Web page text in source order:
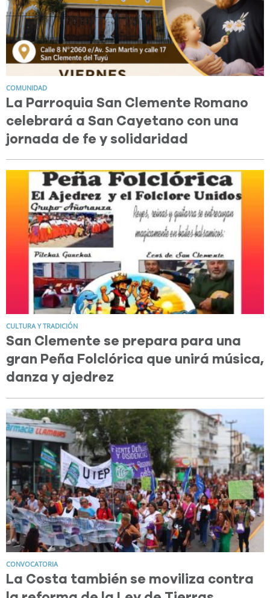
COMUNIDAD
La Parroquia San Clemente Romano
celebrará a San Cayetano con una
jornada de fe y solidaridad
CULTURA Y TRADICIÓN
San Clemente se prepara para una
gran Peña Folclórica que unirá música,
danza y ajedrez
CONVOCATORIA
La Costa también se moviliza contra